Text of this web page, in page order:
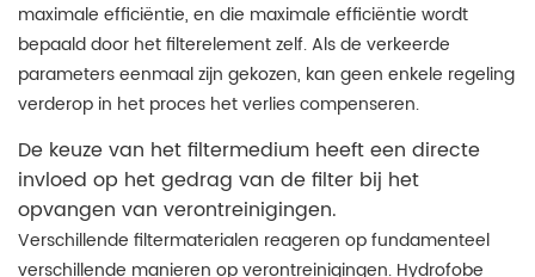
maximale efficiëntie, en die maximale efficiëntie wordt
bepaald door het filterelement zelf. Als de verkeerde
parameters eenmaal zijn gekozen, kan geen enkele regeling
verderop in het proces het verlies compenseren.
De keuze van het filtermedium heeft een directe
invloed op het gedrag van de filter bij het
opvangen van verontreinigingen.
Verschillende filtermaterialen reageren op fundamenteel
verschillende manieren op verontreinigingen. Hydrofobe